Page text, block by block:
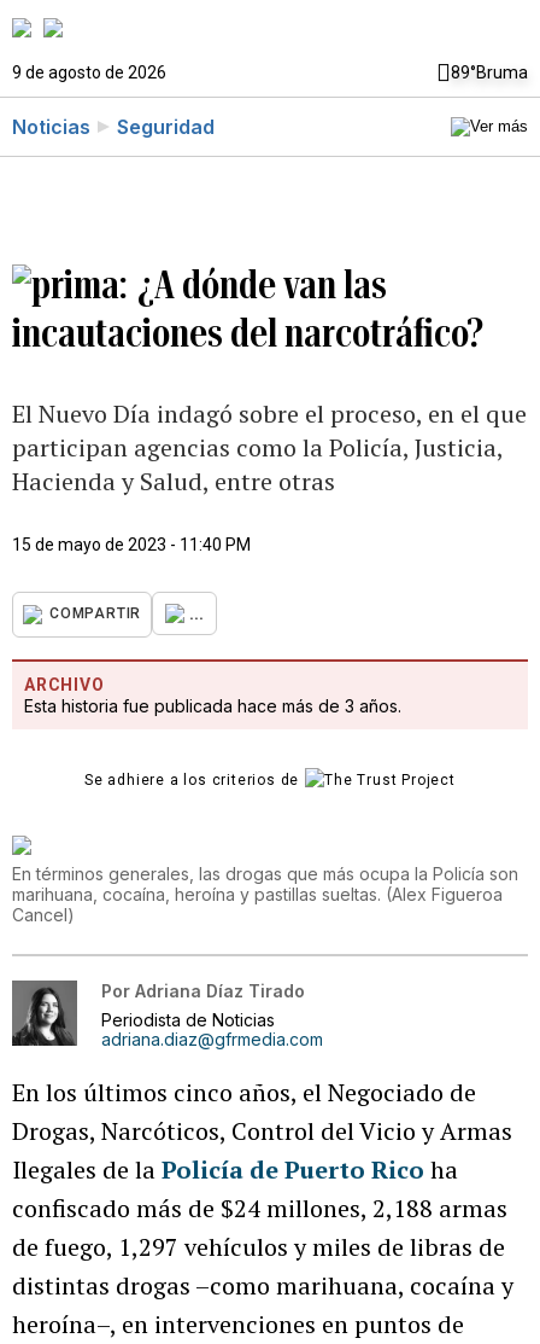
9 de agosto de 2026 89°Bruma
Noticias Seguridad
¿A dónde van las
incautaciones del narcotráfico?
El Nuevo Día indagó sobre el proceso, en el que
participan agencias como la Policía, Justicia,
Hacienda y Salud, entre otras
15 de mayo de 2023 - 11:40 PM
COMPARTIR ...
ARCHIVO
Esta historia fue publicada hace más de 3 años.
Se adhiere a los criterios de
En términos generales, las drogas que más ocupa la Policía son
marihuana, cocaína, heroína y pastillas sueltas. (Alex Figueroa
Cancel)
Por Adriana Díaz Tirado
Periodista de Noticias
adriana.diaz@gfrmedia.com
En los últimos cinco años, el Negociado de
Drogas, Narcóticos, Control del Vicio y Armas
Ilegales de laPolicía de Puerto Rico ha
confiscado más de $24 millones, 2,188 armas
de fuego, 1,297 vehículos y miles de libras de
distintas drogas –como marihuana, cocaína y
heroína–, en intervenciones en puntos de